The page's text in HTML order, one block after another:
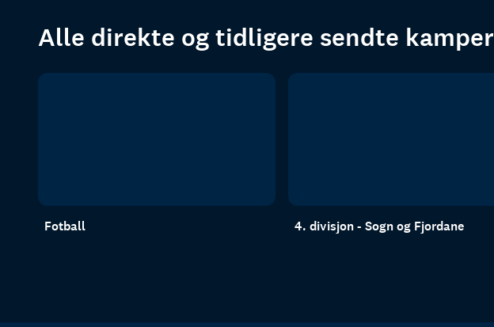
Alle direkte og tidligere sendte kamper
Fotball 4. divisjon - Sogn og Fjordane